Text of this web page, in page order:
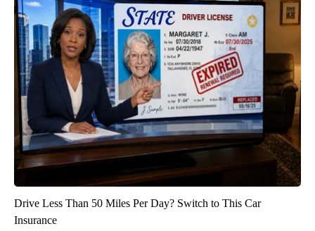
Drive Less Than 50 Miles Per Day? Switch to This Car
Insurance